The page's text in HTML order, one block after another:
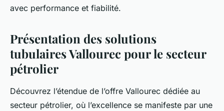
avec performance et fiabilité.
Présentation des solutions
tubulaires Vallourec pour le secteur
pétrolier
Découvrez l’étendue de l’offre Vallourec dédiée au
secteur pétrolier, où l’excellence se manifeste par une